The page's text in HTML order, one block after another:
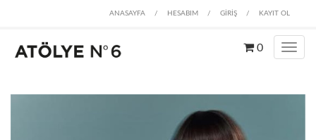
ANASAYFA / HESABIM / GİRİŞ / KAYIT OL
0